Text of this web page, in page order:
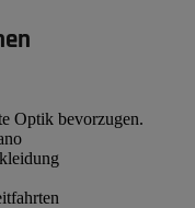
Optik bevorzugen.